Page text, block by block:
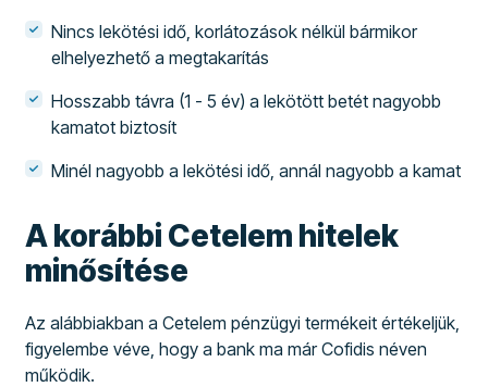
Nincs lekötési idő, korlátozások nélkül bármikor
elhelyezhető a megtakarítás
Hosszabb távra (1 - 5 év) a lekötött betét nagyobb
kamatot biztosít
Minél nagyobb a lekötési idő, annál nagyobb a kamat
A korábbi Cetelem hitelek
minősítése
Az alábbiakban a Cetelem pénzügyi termékeit értékeljük,
figyelembe véve, hogy a bank ma már Cofidis néven
működik.